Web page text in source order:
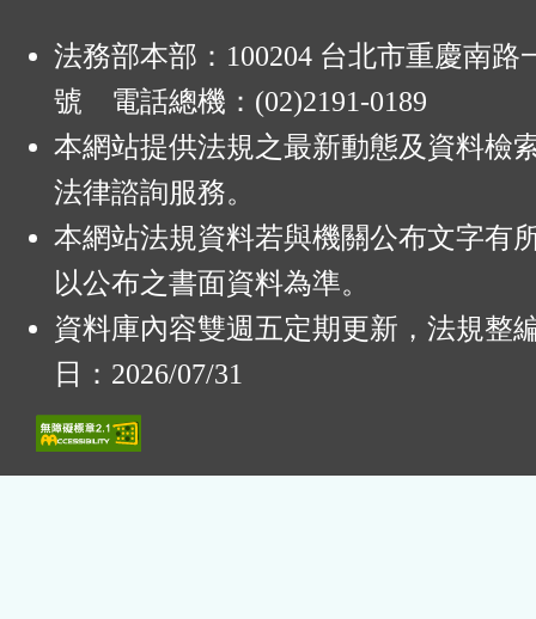
法務部本部：100204 台北市重慶南路
號 電話總機：(02)2191-0189
本網站提供法規之最新動態及資料檢
法律諮詢服務。
本網站法規資料若與機關公布文字有
以公布之書面資料為準。
資料庫內容雙週五定期更新，法規整
日：2026/07/31